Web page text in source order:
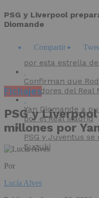
PSG y Liverpool
Diomande
Compartir
por esta estrella
Confirman que
jugadores del Real
Yan Diomande a
por el Real Madrid
PSG y Juventus
Suzuki
Fichajes
PSG y
millones por
Por
Lucía Alves